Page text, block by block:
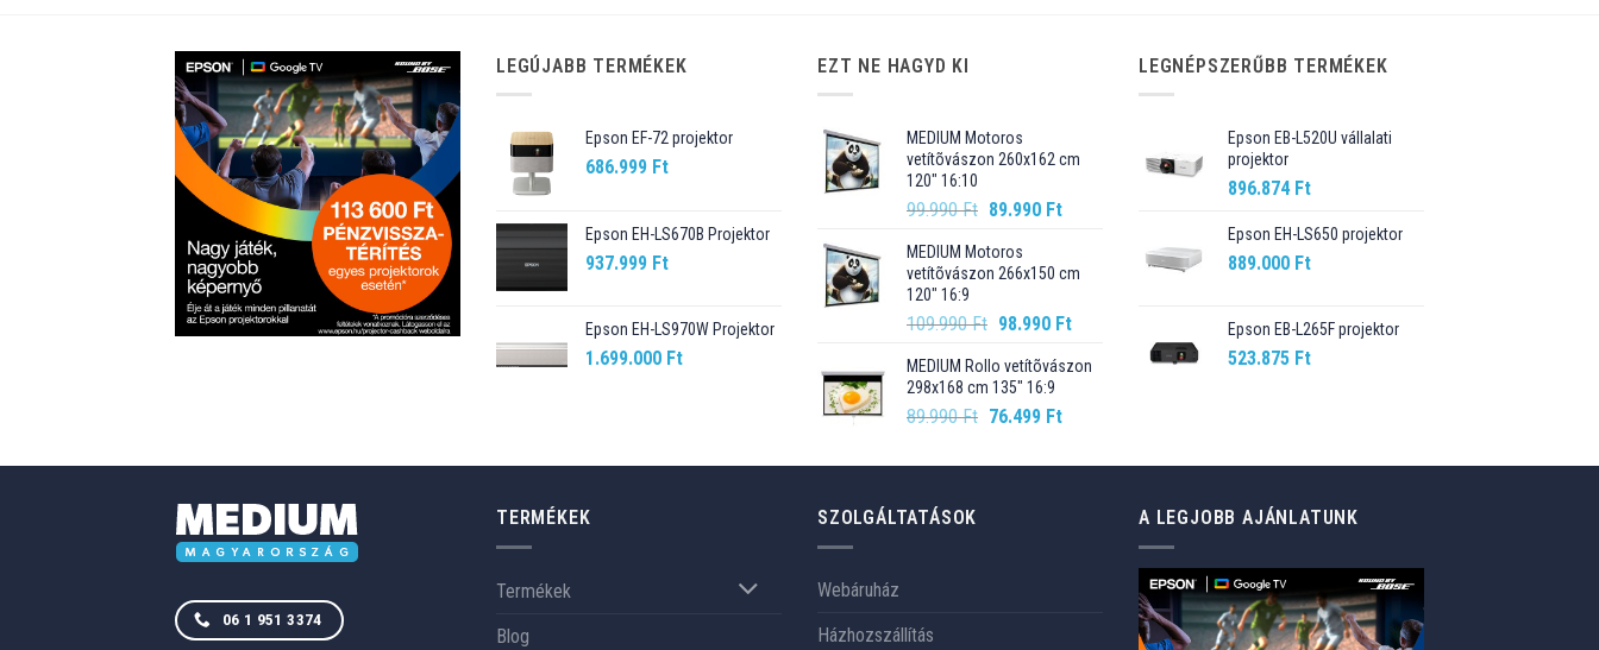
LEGÚJABB TERMÉKEK
Epson EF-72 projektor
686.999 Ft
Epson EH-LS670B Projektor
937.999 Ft
Epson EH-LS970W Projektor
1.699.000 Ft
EZT NE HAGYD KI
MEDIUM Motoros
vetítõvászon 260x162 cm
120" 16:10
99.990Ft Original
was:
99.990 Ft.
89.990 FtCurrent
89.990 Ft.
MEDIUM Motoros
vetítõvászon 266x150 cm
120" 16:9
109.990Ft Original
was:
109.990 Ft.
98.990 FtCurrent
is:
MEDIUM Rollo vetítõvászon
298x168 cm 135" 16:9
89.990Ft Original
was:
76.499 FtCurrent
is:
LEGNÉPSZERŰBB TERMÉKEK
Epson EB-L520U vállalati
projektor
896.874 Ft
Epson EH-LS650 projektor
889.000 Ft
Epson EB-L265F projektor
523.875 Ft
06 1 951 3374
TERMÉKEK
Termékek
Blog
SZOLGÁLTATÁSOK
Webáruház
Házhozszállítás
A LEGJOBB AJÁNLATUNK